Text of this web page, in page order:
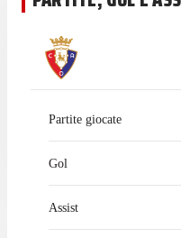
Partite giocate
Gol
Assist